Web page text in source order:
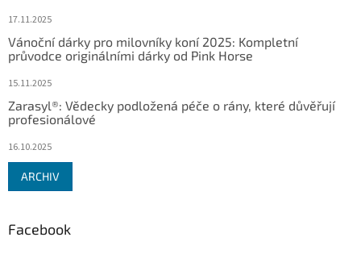
17.11.2025
Vánoční dárky pro milovníky koní 2025: Kompletní
průvodce originálními dárky od Pink Horse
15.11.2025
Zarasyl®: Vědecky podložená péče o rány, které důvěřují
profesionálové
16.10.2025
ARCHIV
Facebook